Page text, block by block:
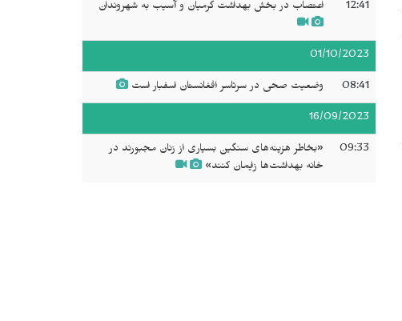
12:41 اعتصاب در بخش بهداشت گرمیان و آسیب بە شهروندان
01/10/2023
08:41 وضعیت صحی در سرتاسر افغانستان اسفبار است
16/09/2023
09:33
«بخاطر هزینه‌های سنگین بسیاری از زنان مجبورند در
خانه بهداشت‌ها زایمان کنند»